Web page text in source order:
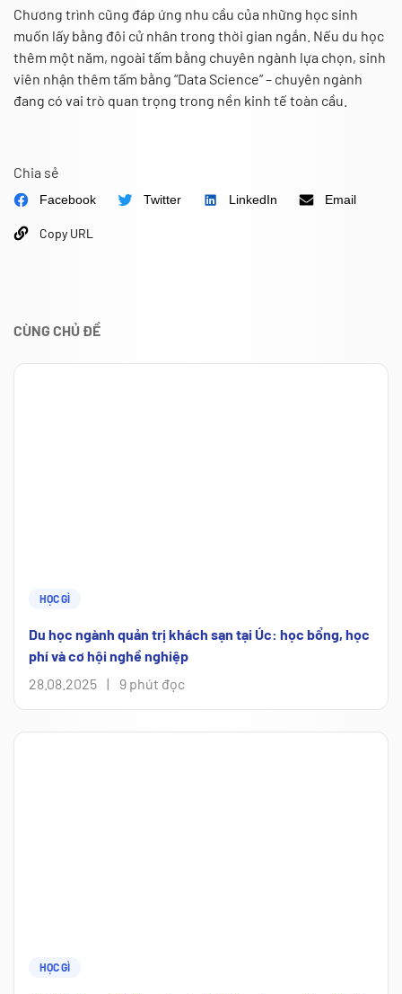
Chia sẻ
Facebook Twitter LinkedIn Email
Copy URL
Chương trình cũng đáp ứng nhu cầu của những học sinh
muốn lấy bằng đôi cử nhân trong thời gian ngắn. Nếu du học
thêm một năm, ngoài tấm bằng chuyên ngành lựa chọn, sinh
viên nhận thêm tấm bằng “Data Science” – chuyên ngành
đang có vai trò quan trọng trong nền kinh tế toàn cầu.
CÙNG CHỦ ĐỀ
HỌC GÌ
Du học ngành quản trị khách sạn tại Úc: học bổng, học
phí và cơ hội nghề nghiệp
28.08.2025 | 9 phút đọc
HỌC GÌ